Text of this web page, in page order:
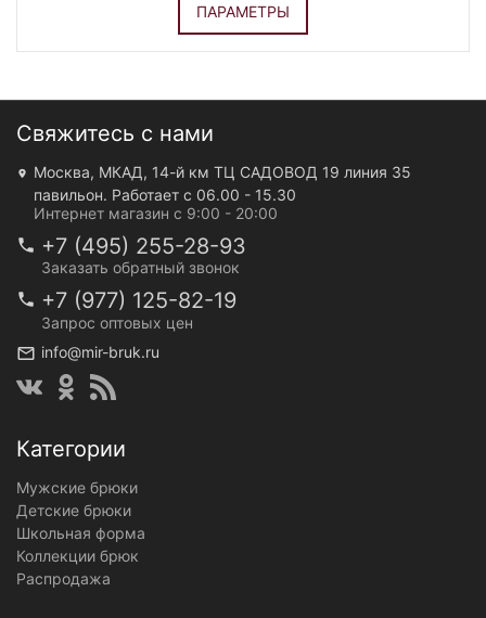
ПАРАМЕТРЫ
Свяжитесь с нами
Москва, МКАД, 14-й км ТЦ САДОВОД 19 линия 35
павильон. Работает с 06.00 - 15.30
Интернет магазин с 9:00 - 20:00
+7 (495) 255-28-93
Заказать обратный звонок
+7 (977) 125-82-19
Запрос оптовых цен
info@mir-bruk.ru
Категории
Мужские брюки
Детские брюки
Школьная форма
Коллекции брюк
Распродажа